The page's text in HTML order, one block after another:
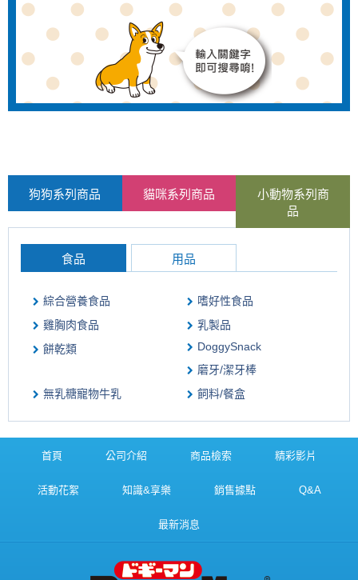
狗狗系列商品 貓咪系列商品
小動物系列商
品
食品 用品
綜合營養食品
嗜好性食品
雞胸肉食品
乳製品
餅乾類
DoggySnack
磨牙/潔牙棒
無乳糖寵物牛乳
飼料/餐盒
首頁 公司介紹 商品檢索 精彩影片
活動花絮 知識&享樂 銷售據點 Q&A
最新消息